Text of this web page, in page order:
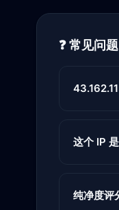
❓ 常见问题
这个 IP
纯净度评